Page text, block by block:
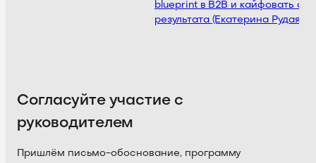
blueprint в B2B и кайфовать от
результата (Екатерина Рудая)
Согласуйте участие с
руководителем
Пришлём письмо-обоснование, программу